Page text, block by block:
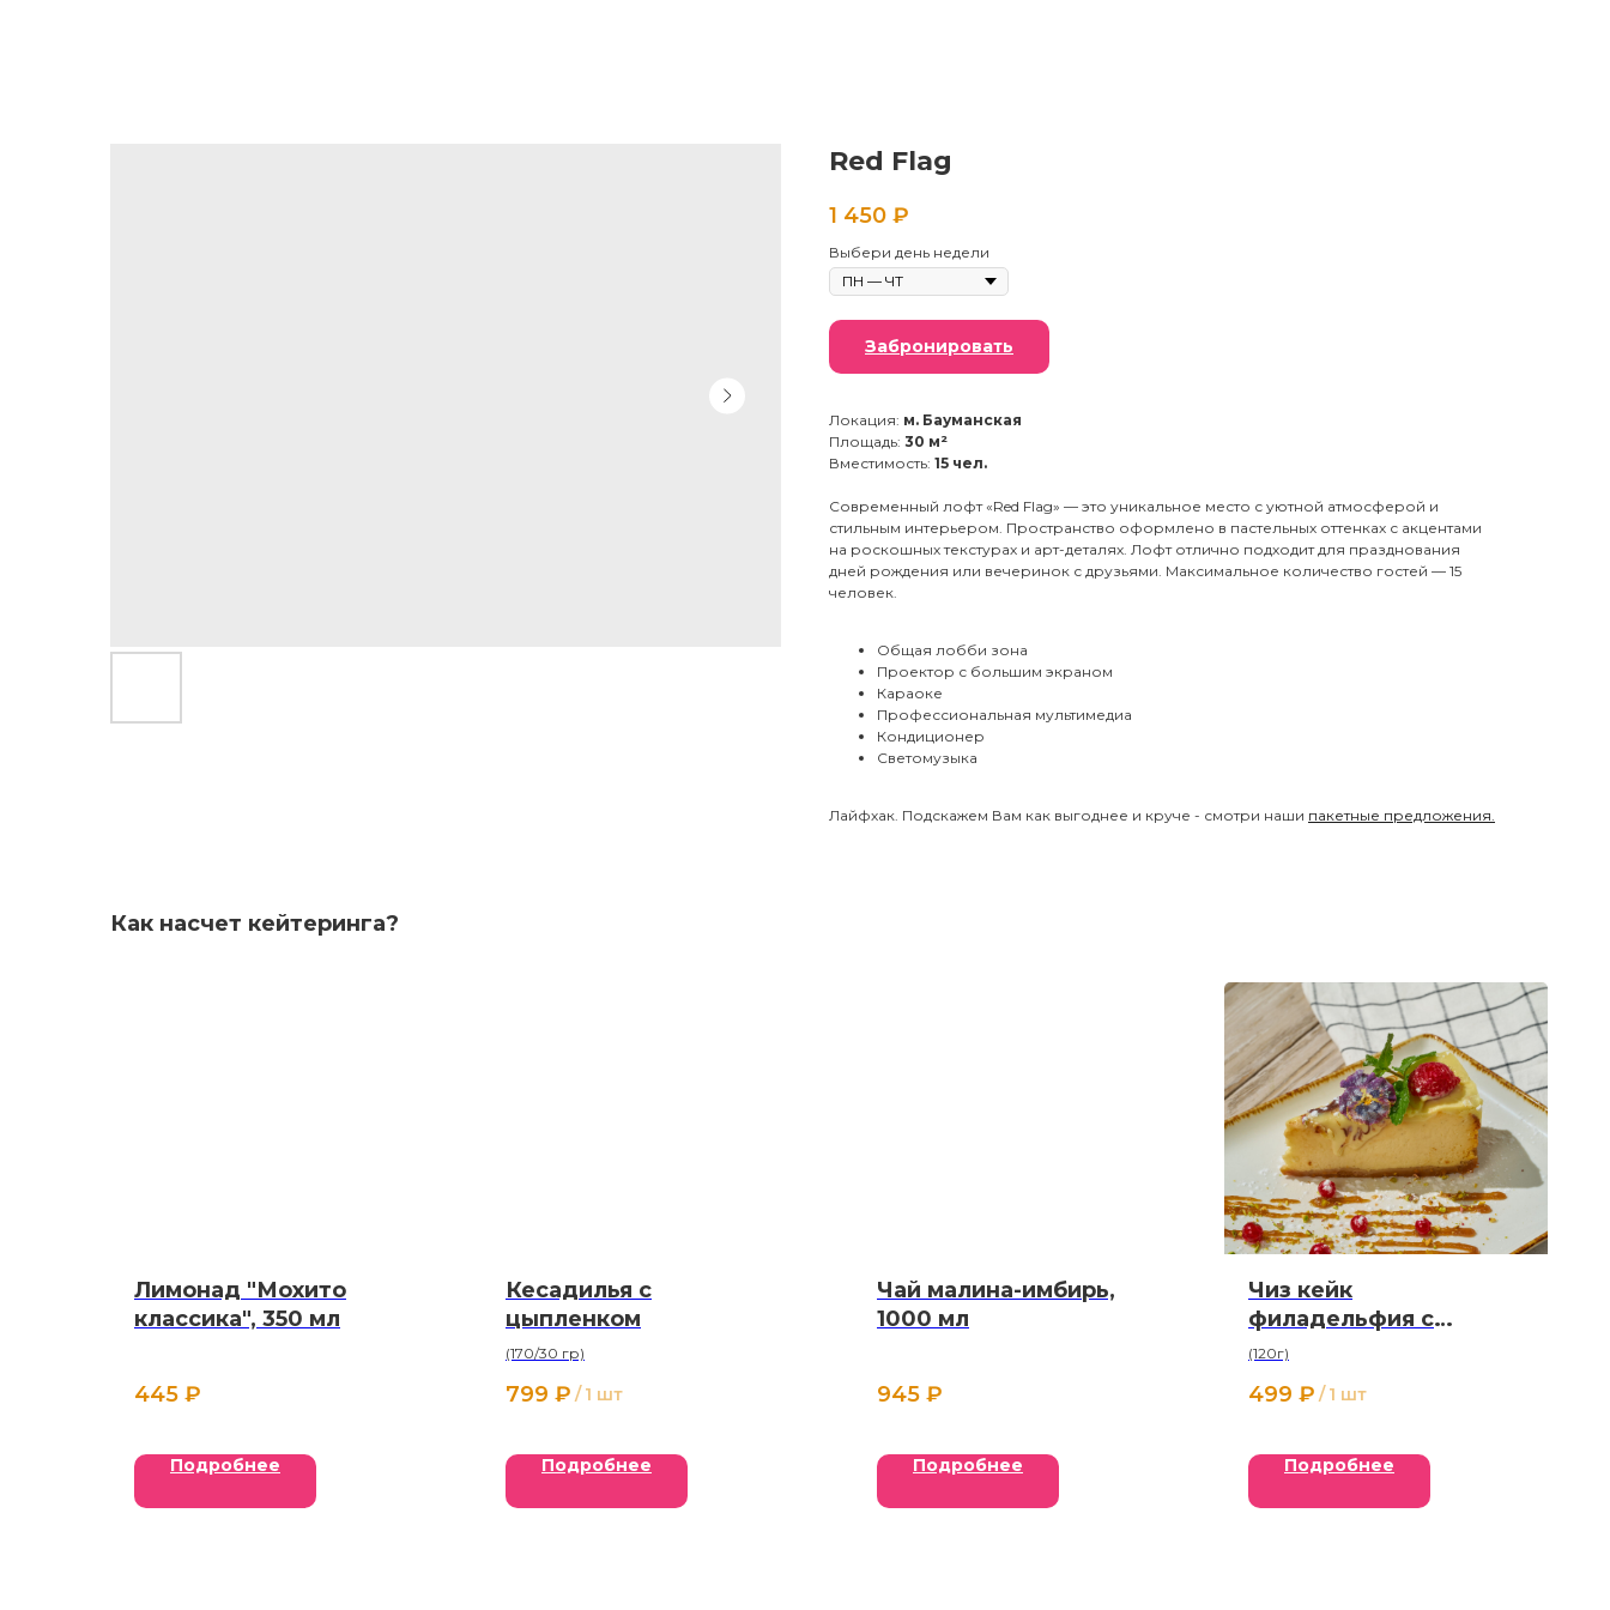
Red Flag
1 450 ₽
Выбери день недели
Забронировать
Локация: м. Бауманская
Площадь: 30 м²
Вместимость: 15 чел.
Современный лофт «Red Flag» — это уникальное место с уютной атмосферой и
стильным интерьером. Пространство оформлено в пастельных оттенках с акцентами
на роскошных текстурах и арт-деталях. Лофт отлично подходит для празднования
дней рождения или вечеринок с друзьями. Максимальное количество гостей — 15
человек.
Общая лобби зона
Проектор с большим экраном
Караоке
Профессиональная мультимедиа
Кондиционер
Светомузыка
Лайфхак. Подскажем Вам как выгоднее и круче - смотри наши пакетные предложения.
Как насчет кейтеринга?
Лимонад "Мохито
классика", 350 мл
445 ₽
Подробнее
Кесадилья с
цыпленком
(170/30 гр)
799 ₽ / 1 шт
Подробнее
Чай малина-имбирь,
1000 мл
945 ₽
Подробнее
Чиз кейк
филадельфия с
сезонными ягодами
(120г)
499 ₽ / 1 шт
Подробнее